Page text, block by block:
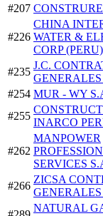
#207
#226
CHINA
WATER &
CORP (PERU)
#235
J.C.
#254 MUR - WY
#255
INARCO
#262
MANPOWER
SERVICES
#266
ZICSA
GENERALES
NATURAL